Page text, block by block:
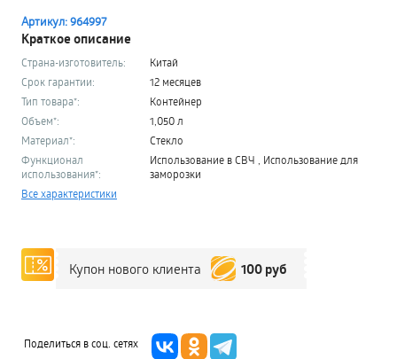
Артикул: 964997
Краткое описание
Страна-изготовитель:
Китай
Срок гарантии:
12 месяцев
Тип товара*:
Контейнер
Объем*:
1,050 л
Материал*:
Стекло
Функционал
использования*:
Использование в СВЧ , Использование для
заморозки
Все характеристики
Купон нового клиента 100 руб
Поделиться в соц. сетях